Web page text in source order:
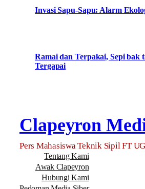
Invasi Sapu-Sapu: Alarm
Ramai dan Terpakai, Sepi bak
Tergapai
Clapeyron
Pers Mahasiswa Teknik Sipil FT
Tentang Kami
Awak Clapeyron
Hubungi Kami